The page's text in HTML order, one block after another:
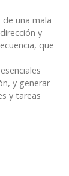
una mala
y
que
y generar
y tareas